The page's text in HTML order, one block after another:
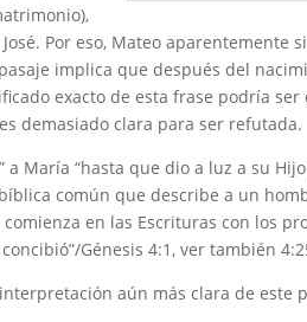
Por eso, Mateo aparentemente
implica que después del
exacto de esta frase podría
demasiado clara para ser refutada.
a María “hasta que dio a luz a su
común que describe a un
en las Escrituras con los
Génesis 4:1, ver también
aún más clara de este